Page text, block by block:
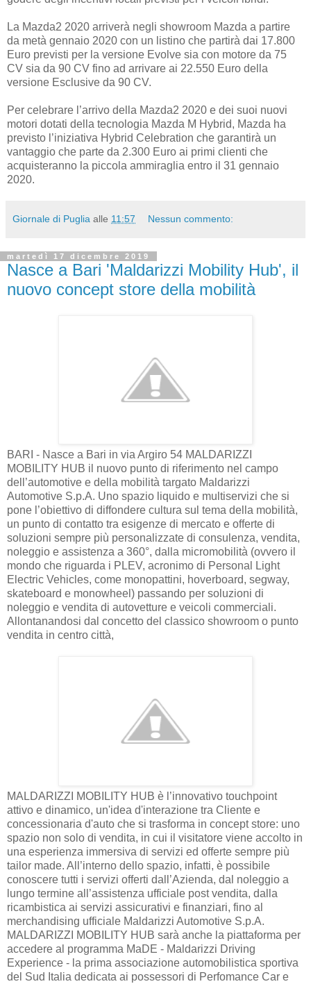
La Mazda2 2020 arriverà negli showroom Mazda a partire
da metà gennaio 2020 con un listino che partirà dai 17.800
Euro previsti per la versione Evolve sia con motore da 75
CV sia da 90 CV fino ad arrivare ai 22.550 Euro della
versione Esclusive da 90 CV.
Per celebrare l’arrivo della Mazda2 2020 e dei suoi nuovi
motori dotati della tecnologia Mazda M Hybrid, Mazda ha
previsto l’iniziativa Hybrid Celebration che garantirà un
vantaggio che parte da 2.300 Euro ai primi clienti che
acquisteranno la piccola ammiraglia entro il 31 gennaio
2020.
Giornale di Puglia alle 11:57 Nessun commento:
martedì 17 dicembre 2019
Nasce a Bari 'Maldarizzi Mobility Hub', il
nuovo concept store della mobilità
BARI - Nasce a Bari in via Argiro 54 MALDARIZZI
MOBILITY HUB il nuovo punto di riferimento nel campo
dell’automotive e della mobilità targato Maldarizzi
Automotive S.p.A. Uno spazio liquido e multiservizi che si
pone l’obiettivo di diffondere cultura sul tema della mobilità,
un punto di contatto tra esigenze di mercato e offerte di
soluzioni sempre più personalizzate di consulenza, vendita,
noleggio e assistenza a 360°, dalla micromobilità (ovvero il
mondo che riguarda i PLEV, acronimo di Personal Light
Electric Vehicles, come monopattini, hoverboard, segway,
skateboard e monowheel) passando per soluzioni di
noleggio e vendita di autovetture e veicoli commerciali.
Allontanandosi dal concetto del classico showroom o punto
vendita in centro città,
MALDARIZZI MOBILITY HUB è l’innovativo touchpoint
attivo e dinamico, un'idea d'interazione tra Cliente e
concessionaria d'auto che si trasforma in concept store: uno
spazio non solo di vendita, in cui il visitatore viene accolto in
una esperienza immersiva di servizi ed offerte sempre più
tailor made. All’interno dello spazio, infatti, è possibile
conoscere tutti i servizi offerti dall’Azienda, dal noleggio a
lungo termine all’assistenza ufficiale post vendita, dalla
ricambistica ai servizi assicurativi e finanziari, fino al
merchandising ufficiale Maldarizzi Automotive S.p.A.
MALDARIZZI MOBILITY HUB sarà anche la piattaforma per
accedere al programma MaDE - Maldarizzi Driving
Experience - la prima associazione automobilistica sportiva
del Sud Italia dedicata ai possessori di Perfomance Car e